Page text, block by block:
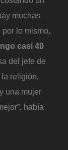
muchas
lo mismo,
casi 40
del jefe de
religión.
una mujer
había